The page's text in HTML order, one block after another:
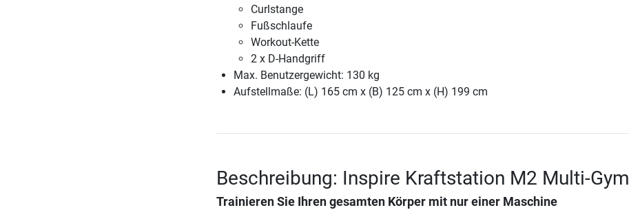
Curlstange
Fußschlaufe
Workout-Kette
2 x D-Handgriff
Max. Benutzergewicht: 130 kg
Aufstellmaße: (L) 165 cm x (B) 125 cm x (H) 199 cm
Beschreibung: Inspire Kraftstation M2 Multi-Gym
Trainieren Sie Ihren gesamten Körper mit nur einer Maschine